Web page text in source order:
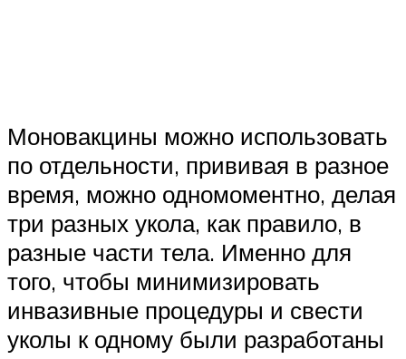
Моновакцины можно использовать
по отдельности, прививая в разное
время, можно одномоментно, делая
три разных укола, как правило, в
разные части тела. Именно для
того, чтобы минимизировать
инвазивные процедуры и свести
уколы к одному были разработаны